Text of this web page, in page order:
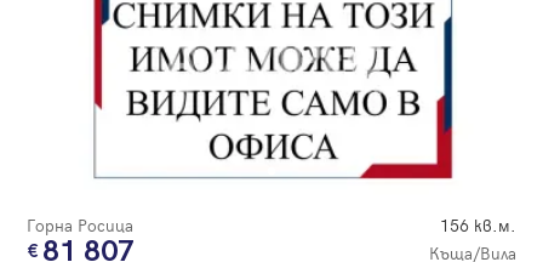
Горна Росица 156 кв.м.
81 807 Къща/Вила